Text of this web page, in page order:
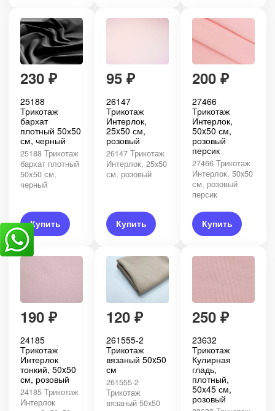
230 ₽
25188
Трикотаж
бархат
плотный 50х50
см, черный
25188 Трикотаж
бархат плотный
50х50 см,
черный
Купить
95 ₽
26147
Трикотаж
Интерлок,
25x50 см,
розовый
26147 Трикотаж
Интерлок, 25x50
см, розовый
Купить
200 ₽
27466
Трикотаж
Интерлок,
50x50 см,
розовый
персик
27466 Трикотаж
Интерлок, 50x50
см, розовый
персик
Купить
190 ₽
24185
Трикотаж
Интерлок
тонкий, 50x50
см, розовый
24185 Трикотаж
Интерлок
120 ₽
261555-2
Трикотаж
вязаный 50x50
см
261555-2
Трикотаж
вязаный 50x50
250 ₽
23632
Трикотаж
Кулирная
гладь,
плотный,
50x45 см,
розовый